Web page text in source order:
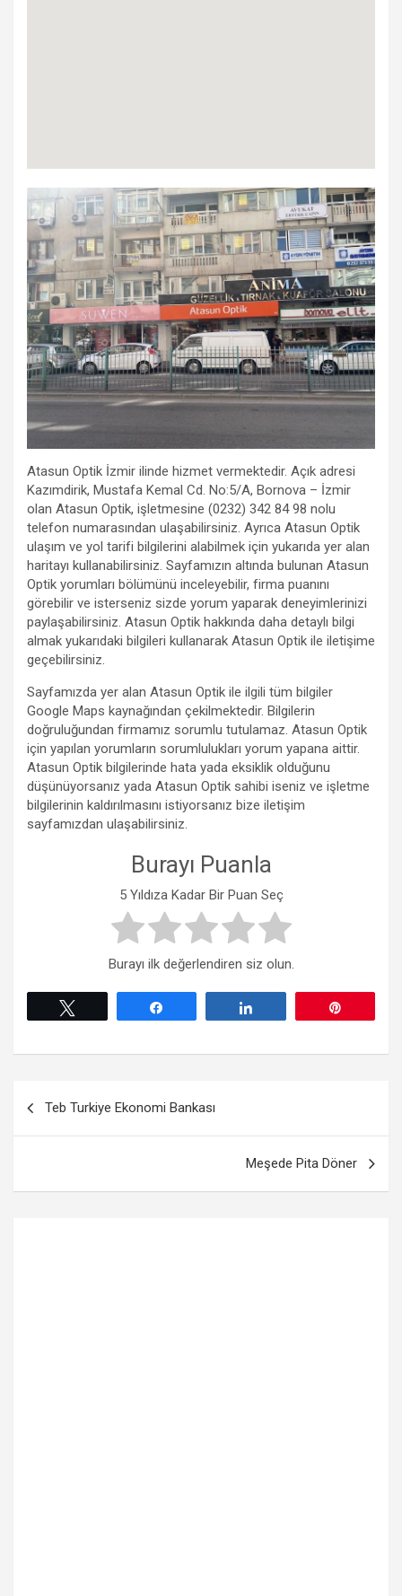
Atasun Optik İzmir ilinde hizmet vermektedir. Açık adresi
Kazımdirik, Mustafa Kemal Cd. No:5/A, Bornova – İzmir
olan Atasun Optik, işletmesine (0232) 342 84 98 nolu
telefon numarasından ulaşabilirsiniz. Ayrıca Atasun Optik
ulaşım ve yol tarifi bilgilerini alabilmek için yukarıda yer alan
haritayı kullanabilirsiniz. Sayfamızın altında bulunan Atasun
Optik yorumları bölümünü inceleyebilir, firma puanını
görebilir ve isterseniz sizde yorum yaparak deneyimlerinizi
paylaşabilirsiniz. Atasun Optik hakkında daha detaylı bilgi
almak yukarıdaki bilgileri kullanarak Atasun Optik ile iletişime
geçebilirsiniz.
Sayfamızda yer alan Atasun Optik ile ilgili tüm bilgiler
Google Maps kaynağından çekilmektedir. Bilgilerin
doğruluğundan firmamız sorumlu tutulamaz. Atasun Optik
için yapılan yorumların sorumlulukları yorum yapana aittir.
Atasun Optik bilgilerinde hata yada eksiklik olduğunu
düşünüyorsanız yada Atasun Optik sahibi iseniz ve işletme
bilgilerinin kaldırılmasını istiyorsanız bize iletişim
sayfamızdan ulaşabilirsiniz.
Burayı Puanla
5 Yıldıza Kadar Bir Puan Seç
Burayı ilk değerlendiren siz olun.
gezinmesi
Teb Turkiye Ekonomi Bankası
Meşede Pita Döner